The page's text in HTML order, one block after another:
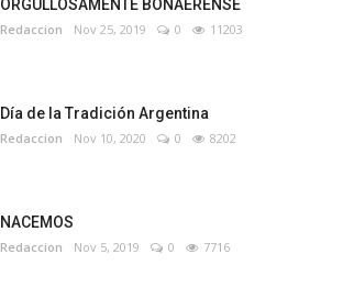
ORGULLOSAMENTE BONAERENSE
Redaccion Nov 25, 2019 0 11203
Día de la Tradición Argentina
Redaccion Nov 10, 2020 0 8202
NACEMOS
Redaccion Nov 5, 2019 0 7716